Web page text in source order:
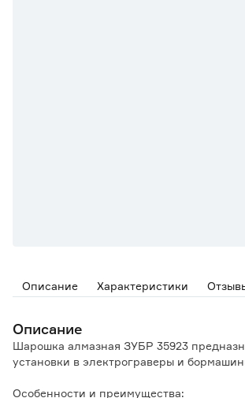
Описание Характеристики
Описание
Шарошка алмазная ЗУБР 35923
установки в электрограверы и
Особенности и преимущества: